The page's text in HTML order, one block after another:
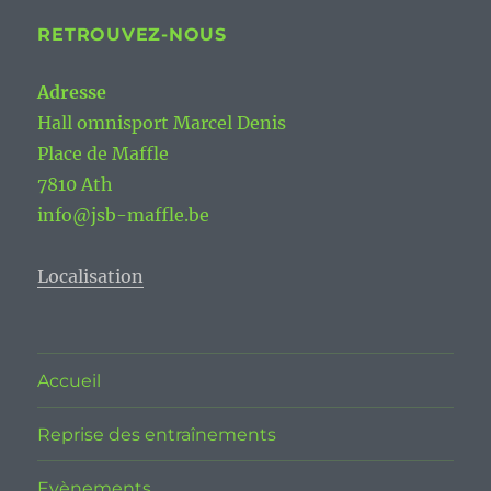
RETROUVEZ-NOUS
Adresse
Hall omnisport Marcel Denis
Place de Maffle
7810 Ath
info@jsb-maffle.be
Localisation
Accueil
Reprise des entraînements